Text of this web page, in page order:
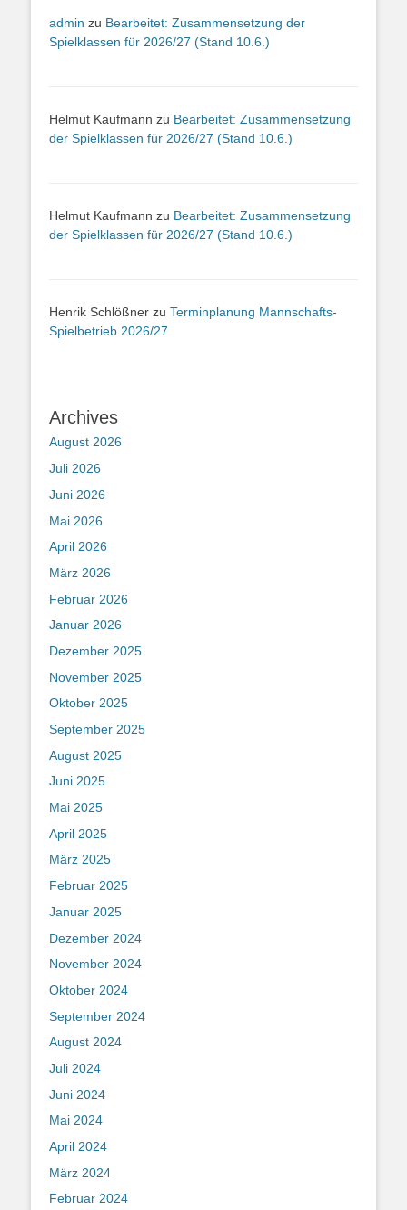
admin zu Bearbeitet: Zusammensetzung der
Spielklassen für 2026/27 (Stand 10.6.)
Helmut Kaufmann zu Bearbeitet: Zusammensetzung
der Spielklassen für 2026/27 (Stand 10.6.)
Helmut Kaufmann zu Bearbeitet: Zusammensetzung
der Spielklassen für 2026/27 (Stand 10.6.)
Henrik Schlößner zu Terminplanung Mannschafts-
Spielbetrieb 2026/27
Archives
August 2026
Juli 2026
Juni 2026
Mai 2026
April 2026
März 2026
Februar 2026
Januar 2026
Dezember 2025
November 2025
Oktober 2025
September 2025
August 2025
Juni 2025
Mai 2025
April 2025
März 2025
Februar 2025
Januar 2025
Dezember 2024
November 2024
Oktober 2024
September 2024
August 2024
Juli 2024
Juni 2024
Mai 2024
April 2024
März 2024
Februar 2024